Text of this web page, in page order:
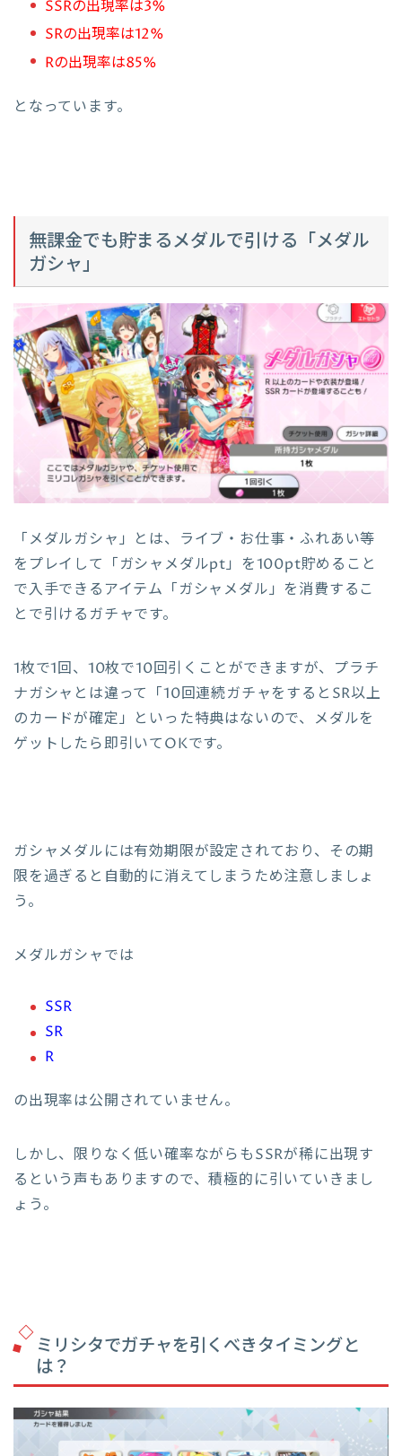
SSRの出現率は3%
SRの出現率は12%
Rの出現率は85%
となっています。
無課金でも貯まるメダルで引ける「メダル
ガシャ」
「メダルガシャ」とは、ライブ・お仕事・ふれあい等
をプレイして「ガシャメダルpt」を100pt貯めること
で入手できるアイテム「ガシャメダル」を消費するこ
とで引けるガチャです。
1枚で1回、10枚で10回引くことができますが、プラチ
ナガシャとは違って「10回連続ガチャをするとSR以上
のカードが確定」といった特典はないので、メダルを
ゲットしたら即引いてOKです。
ガシャメダルには有効期限が設定されており、その期
限を過ぎると自動的に消えてしまうため注意しましょ
う。
メダルガシャでは
SSR
SR
R
の出現率は公開されていません。
しかし、限りなく低い確率ながらもSSRが稀に出現す
るという声もありますので、積極的に引いていきまし
ょう。
ミリシタでガチャを引くべきタイミングと
は？